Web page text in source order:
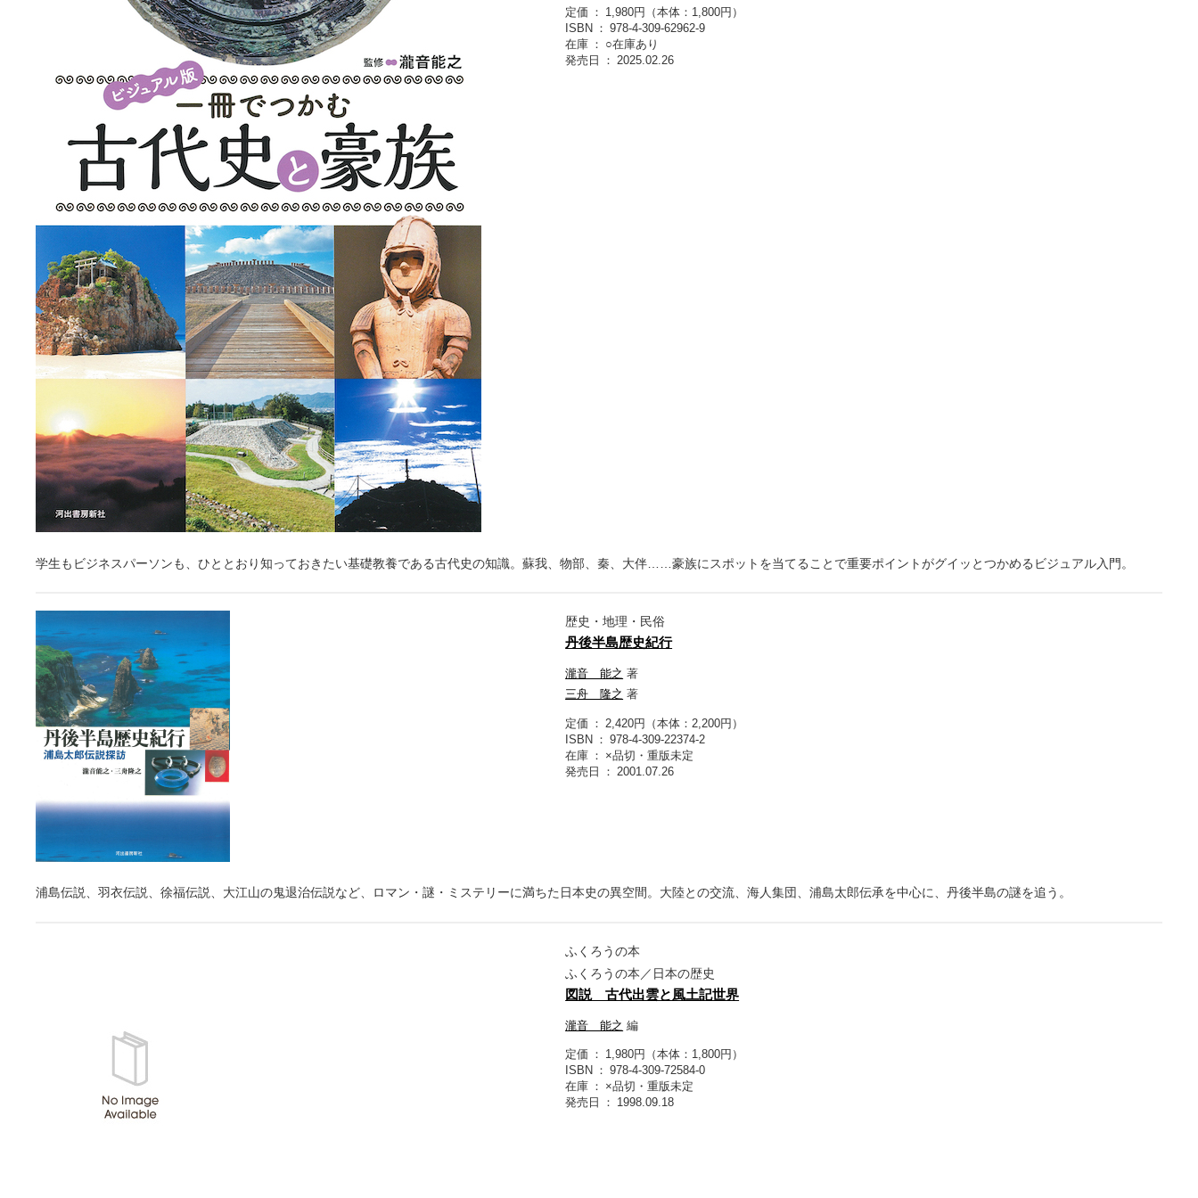
定価
1,980円（本体：1,800円）
ISBN
978-4-309-62962-9
在庫
○在庫あり
発売日
2025.02.26
学生もビジネスパーソンも、ひととおり知っておきたい基礎教養である古代史の知識。蘇我、物部、秦、大伴……豪族にスポットを当てることで重要ポイントがグイッとつかめるビジュアル入門。
歴史・地理・民俗
丹後半島歴史紀行
瀧音 能之 著
三舟 隆之 著
定価
2,420円（本体：2,200円）
ISBN
978-4-309-22374-2
在庫
×品切・重版未定
発売日
2001.07.26
浦島伝説、羽衣伝説、徐福伝説、大江山の鬼退治伝説など、ロマン・謎・ミステリーに満ちた日本史の異空間。大陸との交流、海人集団、浦島太郎伝承を中心に、丹後半島の謎を追う。
ふくろうの本
ふくろうの本／日本の歴史
図説 古代出雲と風土記世界
瀧音 能之 編
定価
1,980円（本体：1,800円）
ISBN
978-4-309-72584-0
在庫
×品切・重版未定
発売日
1998.09.18